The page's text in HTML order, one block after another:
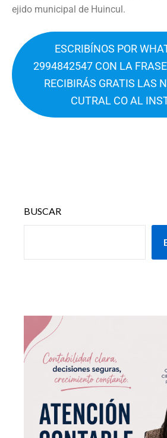
ejido municipal de Huincul.
ESCRIBÍNOS POR
2994842547 CON LA FRASE
RECIBIRÁS GRATIS LAS
CUTRAL CO AL
BUSCAR